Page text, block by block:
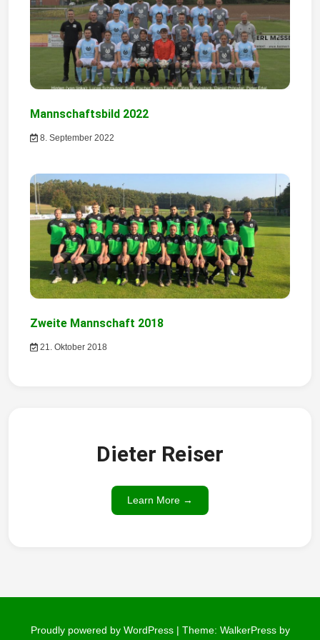
i
o
Mannschaftsbild 2022
8. September 2022
Zweite Mannschaft 2018
21. Oktober 2018
Dieter Reiser
Learn More →
Proudly powered by WordPress | Theme: WalkerPress by